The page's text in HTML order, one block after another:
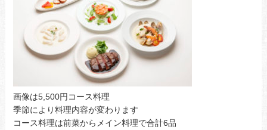
画像は5,500円コース料理
季節により料理内容が変わります
コース料理は前菜からメイン料理で合計6品